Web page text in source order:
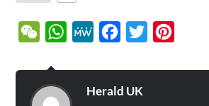
WeChatWhatsApp
MeWe Facebook
Twitter
Herald UK